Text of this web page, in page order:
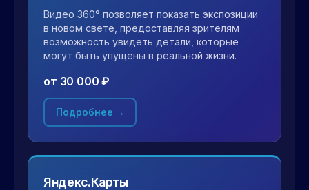
Видео 360° позволяет показать экспозиции
в новом свете, предоставляя зрителям
возможность увидеть детали, которые
могут быть упущены в реальной жизни.
от 30 000 ₽
Подробнее →
Яндекс.Карты